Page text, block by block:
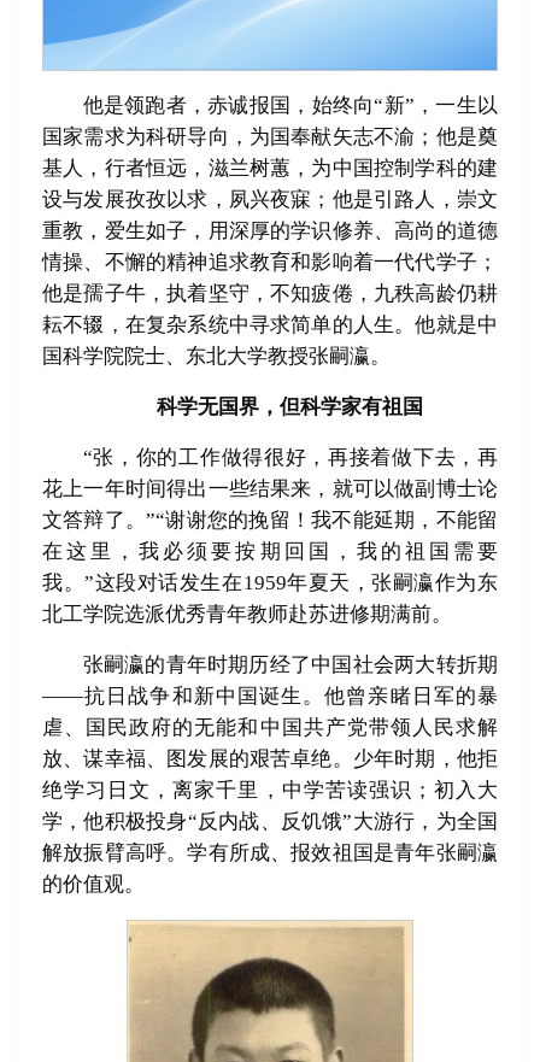
他是领跑者，赤诚报国，始终向“新”，一生以
国家需求为科研导向，为国奉献矢志不渝；他是奠
基人，行者恒远，滋兰树蕙，为中国控制学科的建
设与发展孜孜以求，夙兴夜寐；他是引路人，崇文
重教，爱生如子，用深厚的学识修养、高尚的道德
情操、不懈的精神追求教育和影响着一代代学子；
他是孺子牛，执着坚守，不知疲倦，九秩高龄仍耕
耘不辍，在复杂系统中寻求简单的人生。他就是中
国科学院院士、东北大学教授张嗣瀛。
科学无国界，但科学家有祖国
“张，你的工作做得很好，再接着做下去，再
花上一年时间得出一些结果来，就可以做副博士论
文答辩了。”“谢谢您的挽留！我不能延期，不能留
在这里，我必须要按期回国，我的祖国需要
我。”这段对话发生在1959年夏天，张嗣瀛作为东
北工学院选派优秀青年教师赴苏进修期满前。
张嗣瀛的青年时期历经了中国社会两大转折期
——抗日战争和新中国诞生。他曾亲睹日军的暴
虐、国民政府的无能和中国共产党带领人民求解
放、谋幸福、图发展的艰苦卓绝。少年时期，他拒
绝学习日文，离家千里，中学苦读强识；初入大
学，他积极投身“反内战、反饥饿”大游行，为全国
解放振臂高呼。学有所成、报效祖国是青年张嗣瀛
的价值观。